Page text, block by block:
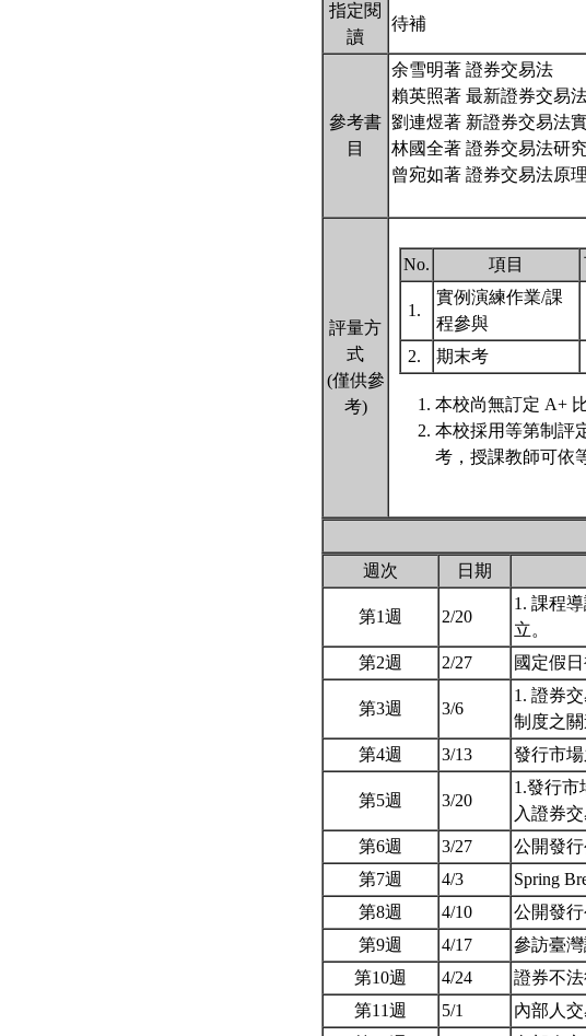
指定閱
讀
待補
參考書
目
余雪明著 證券交易法
賴英照著 最新證券交易
劉連煜著 新證券交易法
林國全著 證券交易法研究
曾宛如著 證券交易法原理
評量方
式
(僅供參
考)
No. 項目
1.
實例演練作業/課
程參與
2.
期末考
本校尚無訂定 A+
本校採用等第制評
考，授課教師可依
週次
日期
第1週 2/20
1. 課程
立。
第2週
2/27 國定假
第3週 3/6
1. 證券
制度之
第4週
3/13 發行市
第5週 3/20
1.發行市
入證券
第6週
3/27
公開發
第7週
4/3
Spring
第8週
4/10
公開發
第9週
4/17
參訪臺
第10週
4/24
證券不
第11週
5/1
內部人